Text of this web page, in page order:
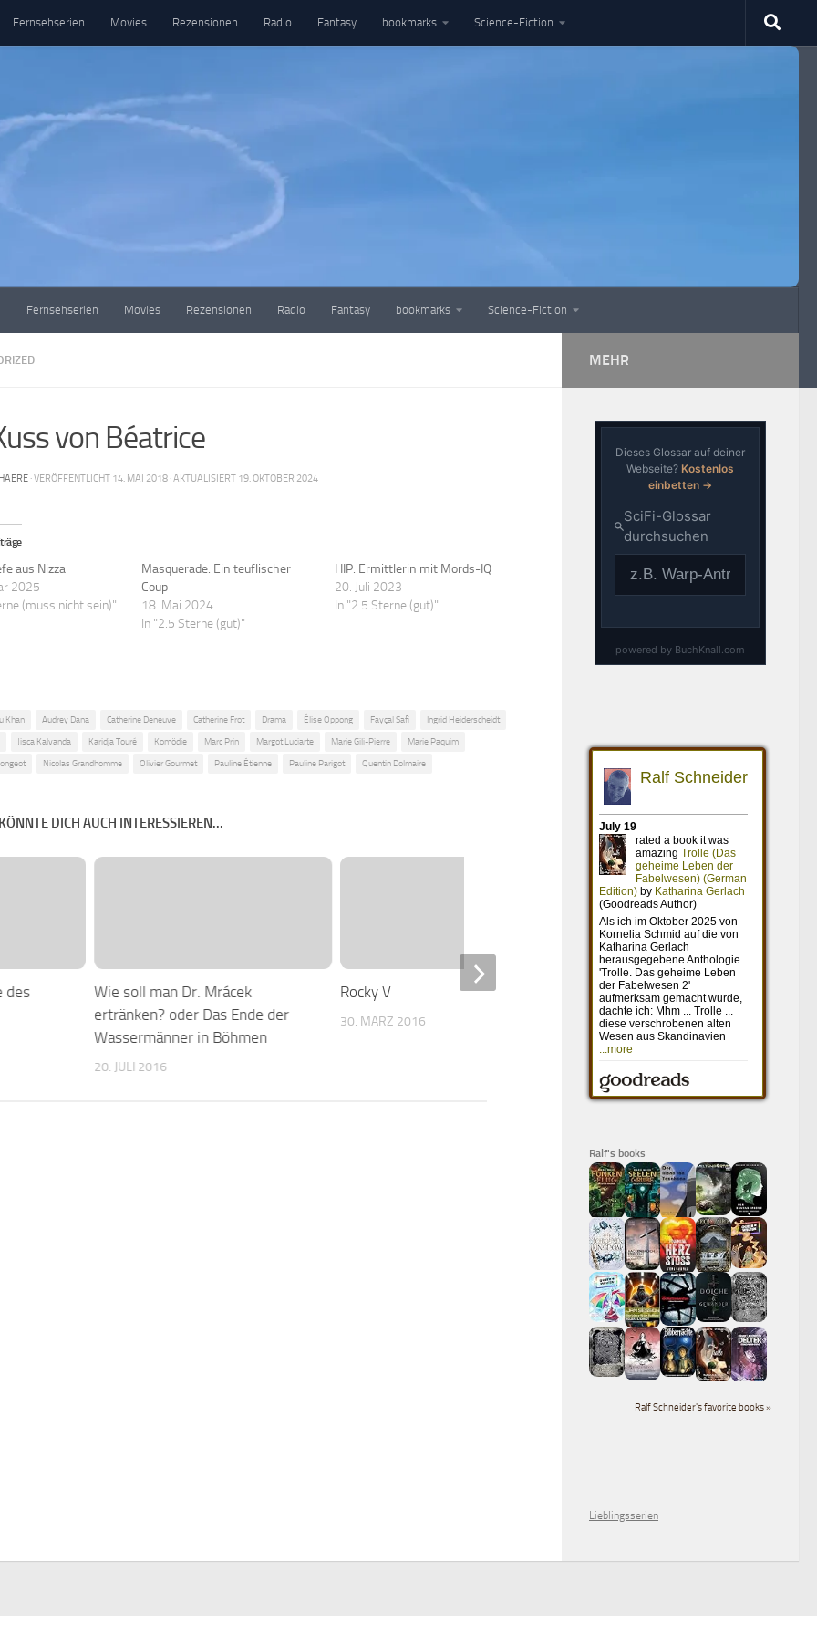
Fernsehserien Movies Rezensionen Radio Fantasy bookmarks Science-Fiction
Fernsehserien Movies Rezensionen Radio Fantasy bookmarks Science-Fiction
von Béatrice
· VERÖFFENTLICHT 14. MAI 2018 · AKTUALISIERT 19. OKTOBER 2024
aus Nizza
2025
(muss nicht sein)"
Masquerade: Ein teuflischer
Coup
18. Mai 2024
In "2.5 Sterne (gut)"
HIP: Ermittlerin mit Mords-IQ
20. Juli 2023
In "2.5 Sterne (gut)"
Khan Audrey Dana Catherine Deneuve Catherine Frot Drama Élise Oppong Fayçal Safi Ingrid Heiderscheidt
Jisca Kalvanda Karidja Touré Komödie Marc Prin Margot Luciarte Marie Gili-Pierre Marie Paquim
Nicolas Grandhomme Olivier Gourmet Pauline Étienne Pauline Parigot Quentin Dolmaire
DICH AUCH INTERESSIEREN...
Wie soll man Dr. Mrácek
ertränken? oder Das Ende der
Wassermänner in Böhmen
20. JULI 2016
Rocky V
30. MÄRZ 2016
The Expendables 3
1. FEBRUAR 2021
des
MEHR
Ralf's books
Ralf Schneider's favorite books »
Lieblingsserien